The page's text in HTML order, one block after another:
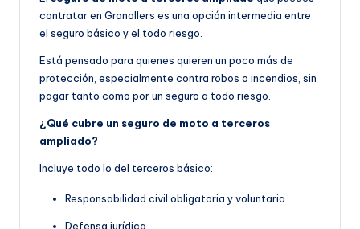
contratar en Granollers es una opción intermedia entre
el seguro básico y el todo riesgo.
Está pensado para quienes quieren un poco más de
protección, especialmente contra robos o incendios, sin
pagar tanto como por un seguro a todo riesgo.
¿Qué cubre un seguro de moto a terceros
ampliado?
Incluye todo lo del terceros básico:
Responsabilidad civil obligatoria y voluntaria
Defensa jurídica